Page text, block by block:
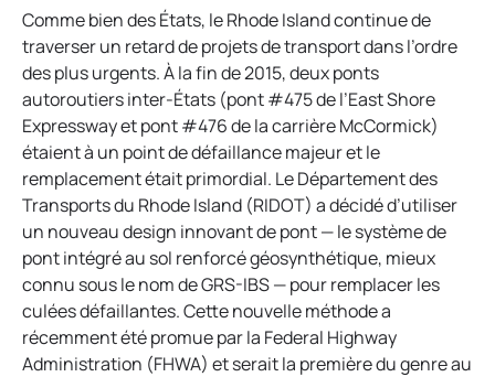
Comme bien des États, le Rhode Island continue de
traverser un retard de projets de transport dans l’ordre
des plus urgents. À la fin de 2015, deux ponts
autoroutiers inter-États (pont #475 de l’East Shore
Expressway et pont #476 de la carrière McCormick)
étaient à un point de défaillance majeur et le
remplacement était primordial. Le Département des
Transports du Rhode Island (RIDOT) a décidé d’utiliser
un nouveau design innovant de pont — le système de
pont intégré au sol renforcé géosynthétique, mieux
connu sous le nom de GRS-IBS — pour remplacer les
culées défaillantes. Cette nouvelle méthode a
récemment été promue par la Federal Highway
Administration (FHWA) et serait la première du genre au